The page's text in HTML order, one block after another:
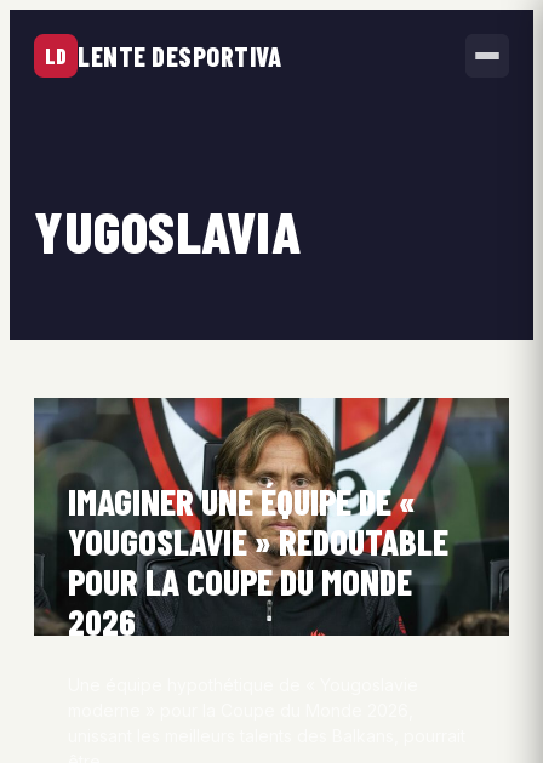
LD LENTE DESPORTIVA
YUGOSLAVIA
IMAGINER UNE ÉQUIPE DE «
YOUGOSLAVIE » REDOUTABLE
POUR LA COUPE DU MONDE
2026